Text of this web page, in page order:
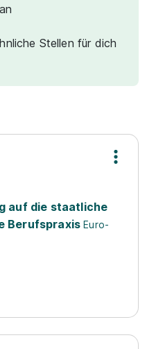
Stellen für dich
auf die staatliche
Berufspraxis Euro-